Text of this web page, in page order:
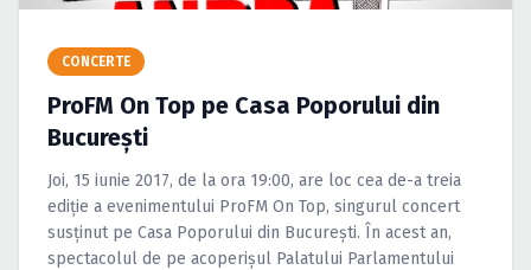
Caută în site...
CONCERTE
ProFM On Top pe Casa Poporului din
Bucureşti
Joi, 15 iunie 2017, de la ora 19:00, are loc cea de-a treia
ediţie a evenimentului ProFM On Top, singurul concert
susţinut pe Casa Poporului din Bucureşti. În acest an,
spectacolul de pe acoperişul Palatului Parlamentului